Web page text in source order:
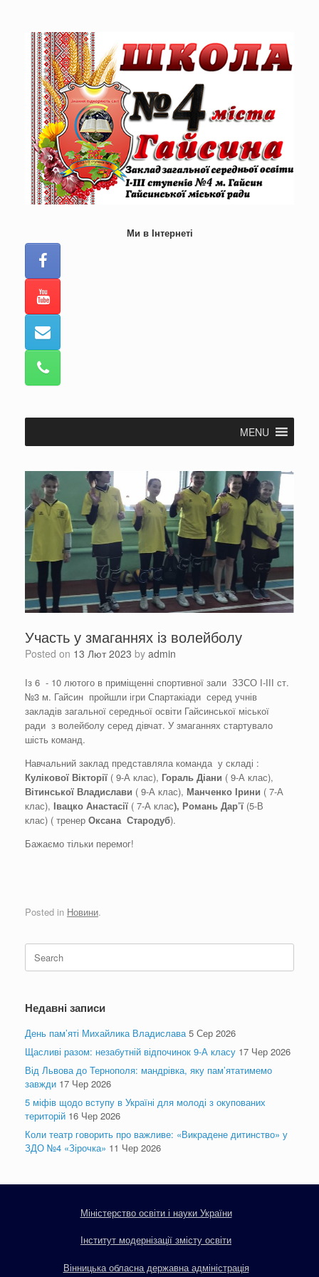
Ми в Інтернеті
MENU
Участь у змаганнях із волейболу
Posted on 13 Лют 2023 by admin
Із 6 - 10 лютого в приміщенні спортивної зали ЗЗСО І-ІІІ ст.
№3 м. Гайсин пройшли ігри Спартакіади серед учнів
закладів загальної середньої освіти Гайсинської міської
ради з волейболу серед дівчат. У змаганнях стартувало
шість команд.
Навчальний заклад представляла команда у складі :
Кулікової Вікторії ( 9-А клас), Гораль Діани ( 9-А клас),
Вітинської Владислави ( 9-А клас), Манченко Ірини ( 7-А
клас), Івацко Анастасії ( 7-А клас), Романь Дар’ї (5-В
клас) ( тренер Оксана Стародуб).
Бажаємо тільки перемог!
Posted in Новини.
Search
for:
Недавні записи
День пам’яті Михайлика Владислава 5 Сер 2026
Щасливі разом: незабутній відпочинок 9-А класу 17 Чер 2026
Від Львова до Тернополя: мандрівка, яку пам’ятатимемо
завжди 17 Чер 2026
5 міфів щодо вступу в Україні для молоді з окупованих
територій 16 Чер 2026
Коли театр говорить про важливе: «Викрадене дитинство» у
ЗДО №4 «Зірочка» 11 Чер 2026
Міністерство освіти і науки України
Інститут модернізації змісту освіти
Вінницька обласна державна адміністрація